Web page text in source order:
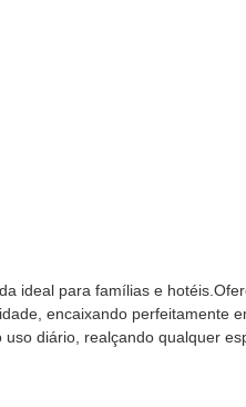
ideal para famílias e
encaixando perfeitamente
diário, realçando qualquer